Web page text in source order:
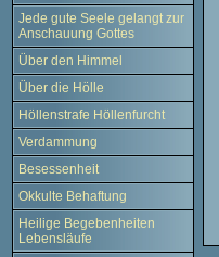
Jede gute Seele gelangt zur
Anschauung Gottes
Über den Himmel
Über die Hölle
Höllenstrafe Höllenfurcht
Verdammung
Besessenheit
Okkulte Behaftung
Heilige Begebenheiten
Lebensläufe